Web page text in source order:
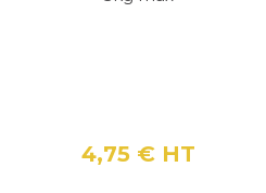
Prix
4,75 € HT